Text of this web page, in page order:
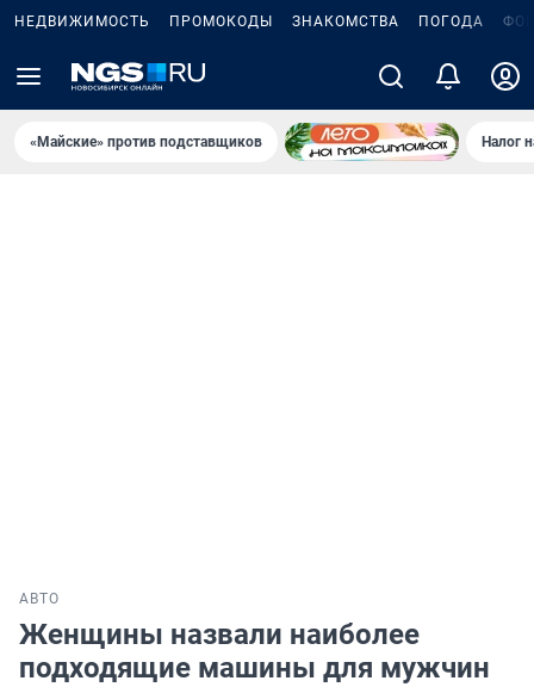
НЕДВИЖИМОСТЬ ПРОМОКОДЫ ЗНАКОМСТВА ПОГОДА
«Майские» против подставщиков Налог
АВТО
Женщины назвали наиболее
подходящие машины для мужчин